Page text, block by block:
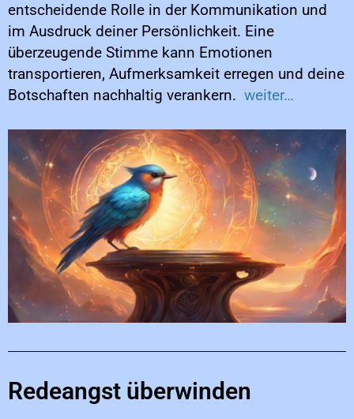
entscheidende Rolle in der Kommunikation und
im Ausdruck deiner Persönlichkeit. Eine
überzeugende Stimme kann Emotionen
transportieren, Aufmerksamkeit erregen und deine
Botschaften nachhaltig verankern. weiter…
Redeangst überwinden